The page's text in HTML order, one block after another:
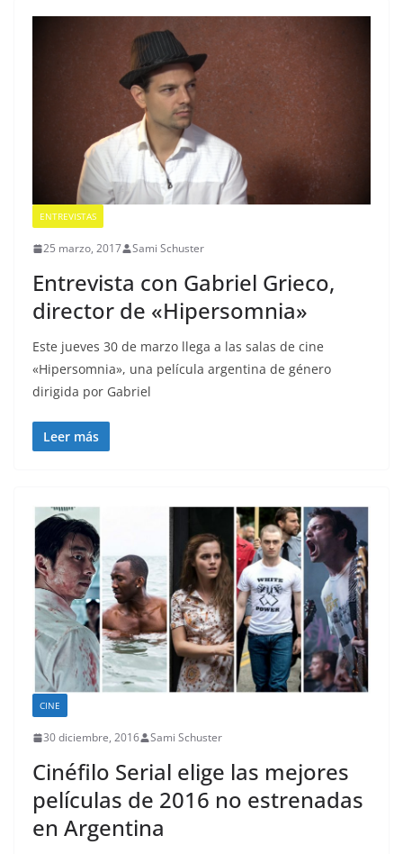
ENTREVISTAS
25 marzo, 2017 Sami Schuster
Entrevista con Gabriel Grieco,
director de «Hipersomnia»
Este jueves 30 de marzo llega a las salas de cine
«Hipersomnia», una película argentina de género
dirigida por Gabriel
Leer más
CINE
30 diciembre, 2016 Sami Schuster
Cinéfilo Serial elige las mejores
películas de 2016 no estrenadas
en Argentina